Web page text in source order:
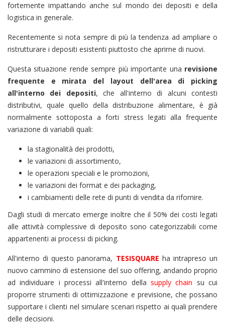
fortemente impattando anche sul mondo dei depositi e della
logistica in generale.
Recentemente si nota sempre di più la tendenza ad ampliare o
ristrutturare i depositi esistenti piuttosto che aprirne di nuovi.
Questa situazione rende sempre più importante una revisione
frequente e mirata del layout dell'area di picking
all'interno dei depositi, che all'interno di alcuni contesti
distributivi, quale quello della distribuzione alimentare, è già
normalmente sottoposta a forti stress legati alla frequente
variazione di variabili quali:
la stagionalità dei prodotti,
le variazioni di assortimento,
le operazioni speciali e le promozioni,
le variazioni dei format e dei packaging,
i cambiamenti delle rete di punti di vendita da rifornire.
Dagli studi di mercato emerge inoltre che il 50% dei costi legati
alle attività complessive di deposito sono categorizzabili come
appartenenti ai processi di picking.
All'interno di questo panorama, TESISQUARE ha intrapreso un
nuovo cammino di estensione del suo offering, andando proprio
ad individuare i processi all'interno della supply chain su cui
proporre strumenti di ottimizzazione e previsione, che possano
supportare i clienti nel simulare scenari rispetto ai quali prendere
delle decisioni.